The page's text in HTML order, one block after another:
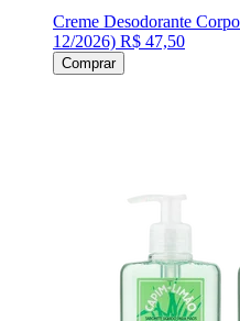
Creme Desodorante
12/2026) R$ 47,50
Comprar